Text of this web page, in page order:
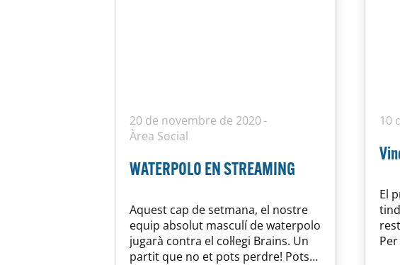
20 de novembre de 2020
Àrea Social
WATERPOLO EN STREAMING
Aquest cap de setmana, el nostre
equip absolut masculí de waterpolo
jugarà contra el col·legi Brains. Un
partit que no et pots perdre! Pots
10
El